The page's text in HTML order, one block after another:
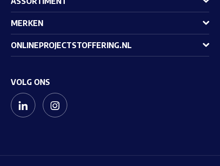
MERKEN
ONLINEPROJECTSTOFFERING.NL
VOLG ONS